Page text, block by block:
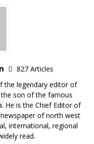
827 Articles
the legendary editor of
the son of the famous
He is the Chief Editor of
newspaper of north west
international, regional
read.